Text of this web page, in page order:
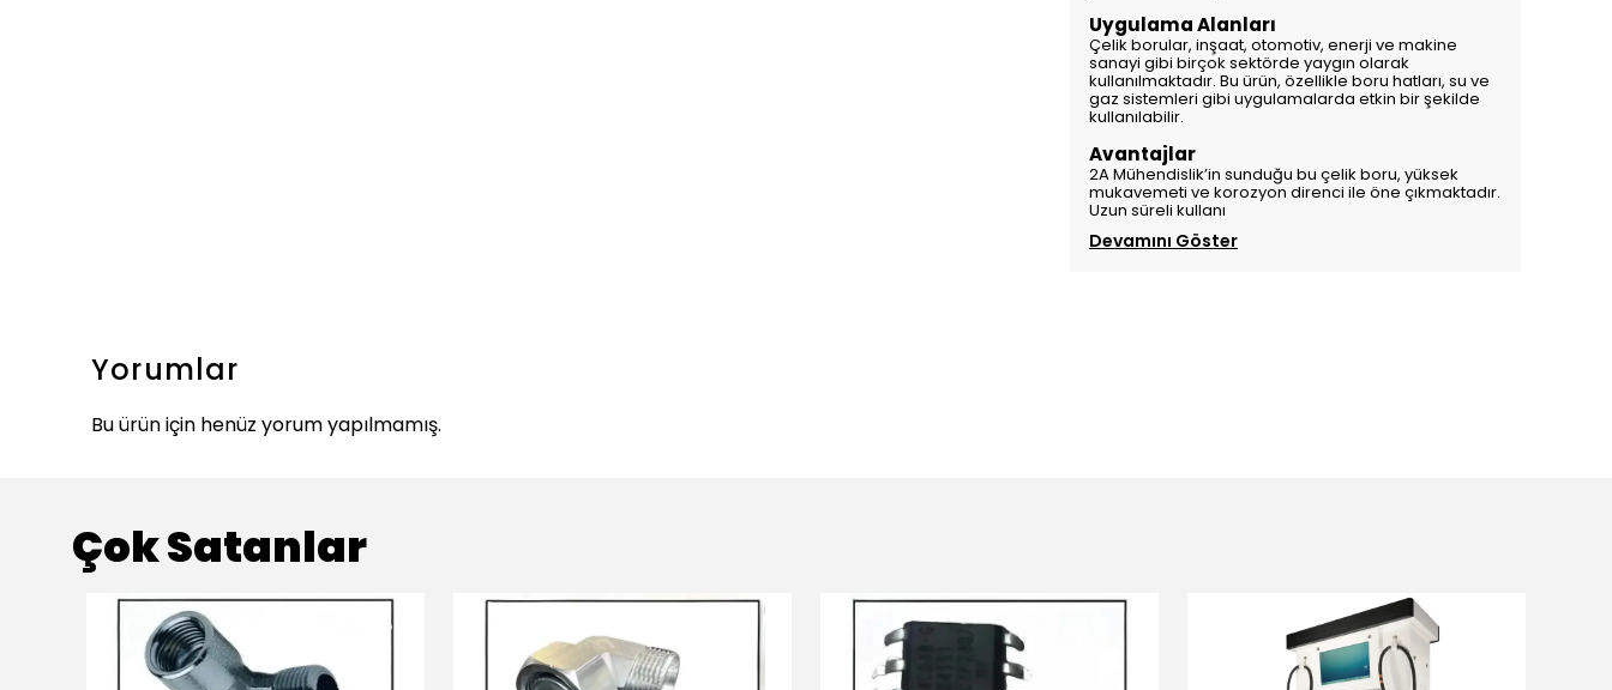
Uygulama Alanları
Çelik borular, inşaat, otomotiv, enerji ve makine
sanayi gibi birçok sektörde yaygın olarak
kullanılmaktadır. Bu ürün, özellikle boru hatları, su ve
gaz sistemleri gibi uygulamalarda etkin bir şekilde
kullanılabilir.
Avantajlar
2A Mühendislik’in sunduğu bu çelik boru, yüksek
mukavemeti ve korozyon direnci ile öne çıkmaktadır.
Uzun süreli kullanı
Devamını Göster
Yorumlar
Bu ürün için henüz yorum yapılmamış.
Çok Satanlar